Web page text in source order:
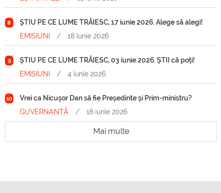
8
ȘTIU PE CE LUME TRĂIESC, 17 iunie 2026. Alege să alegi!
EMISIUNI
/ 18 iunie 2026
9
ȘTIU PE CE LUME TRĂIESC, 03 iunie 2026. ȘTII că poți!
EMISIUNI
/ 4 iunie 2026
10
Vrei ca Nicușor Dan să fie Președinte și Prim-ministru?
GUVERNANȚĂ
/ 18 iunie 2026
Mai multe